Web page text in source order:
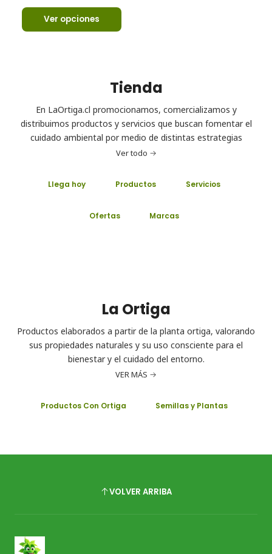
Ver opciones
Tienda
En LaOrtiga.cl promocionamos, comercializamos y
distribuimos productos y servicios que buscan fomentar el
cuidado ambiental por medio de distintas estrategias
Ver todo
Llega hoy Productos Servicios
Ofertas Marcas
La Ortiga
Productos elaborados a partir de la planta ortiga, valorando
sus propiedades naturales y su uso consciente para el
bienestar y el cuidado del entorno.
VER MÁS
Productos Con Ortiga Semillas y Plantas
VOLVER ARRIBA